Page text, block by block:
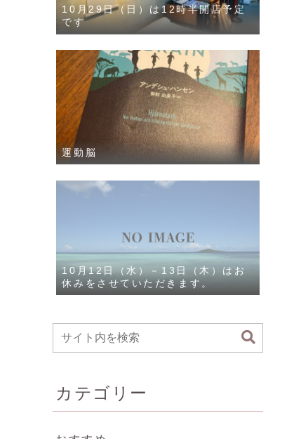
10月29日（日）は12時半開店予定
です
運動脳
10月12日（水）－13日（木）はお
休みをさせていただきます。
カテゴリー